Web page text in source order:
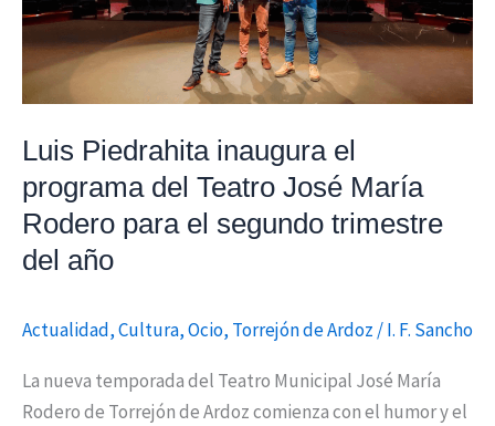
Luis Piedrahita inaugura el
programa del Teatro José María
Rodero para el segundo trimestre
del año
Actualidad,Cultura,Ocio, Torrejón de Ardoz /I. F. Sancho
La nueva temporada del Teatro Municipal José María
Rodero de Torrejón de Ardoz comienza con el humor y el
del
Teatro
José
María
Rodero
el
segundo
trimestre
año